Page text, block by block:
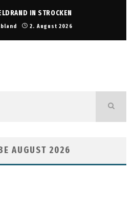
IN STROCKEN
2. August 2026
AUGUST 2026